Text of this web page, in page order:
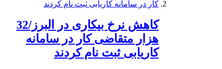
کاهش نرخ بیکاری در البرز/32
هزار متقاضی کار در سامانه
کاریابی ثبت نام کردند